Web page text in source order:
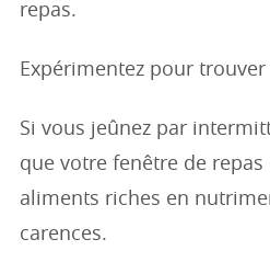
repas.
Expérimentez pour
Si vous jeûnez par
que votre fenêtre de
aliments riches en
carences.